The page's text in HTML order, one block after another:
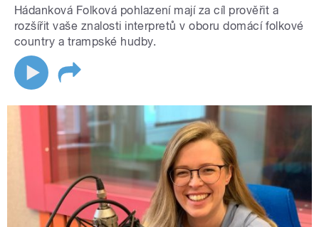
Hádanková Folková pohlazení mají za cíl prověřit a
rozšířit vaše znalosti interpretů v oboru domácí folkové
country a trampské hudby.